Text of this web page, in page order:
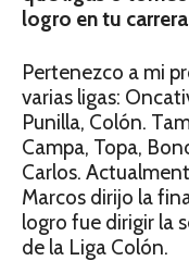
logro en tu
Pertenezco a mi
varias ligas:
Punilla, Colón.
Campa, Topa,
Carlos.
Marcos dirijo la
logro fue dirigir la
de la Liga Colón.